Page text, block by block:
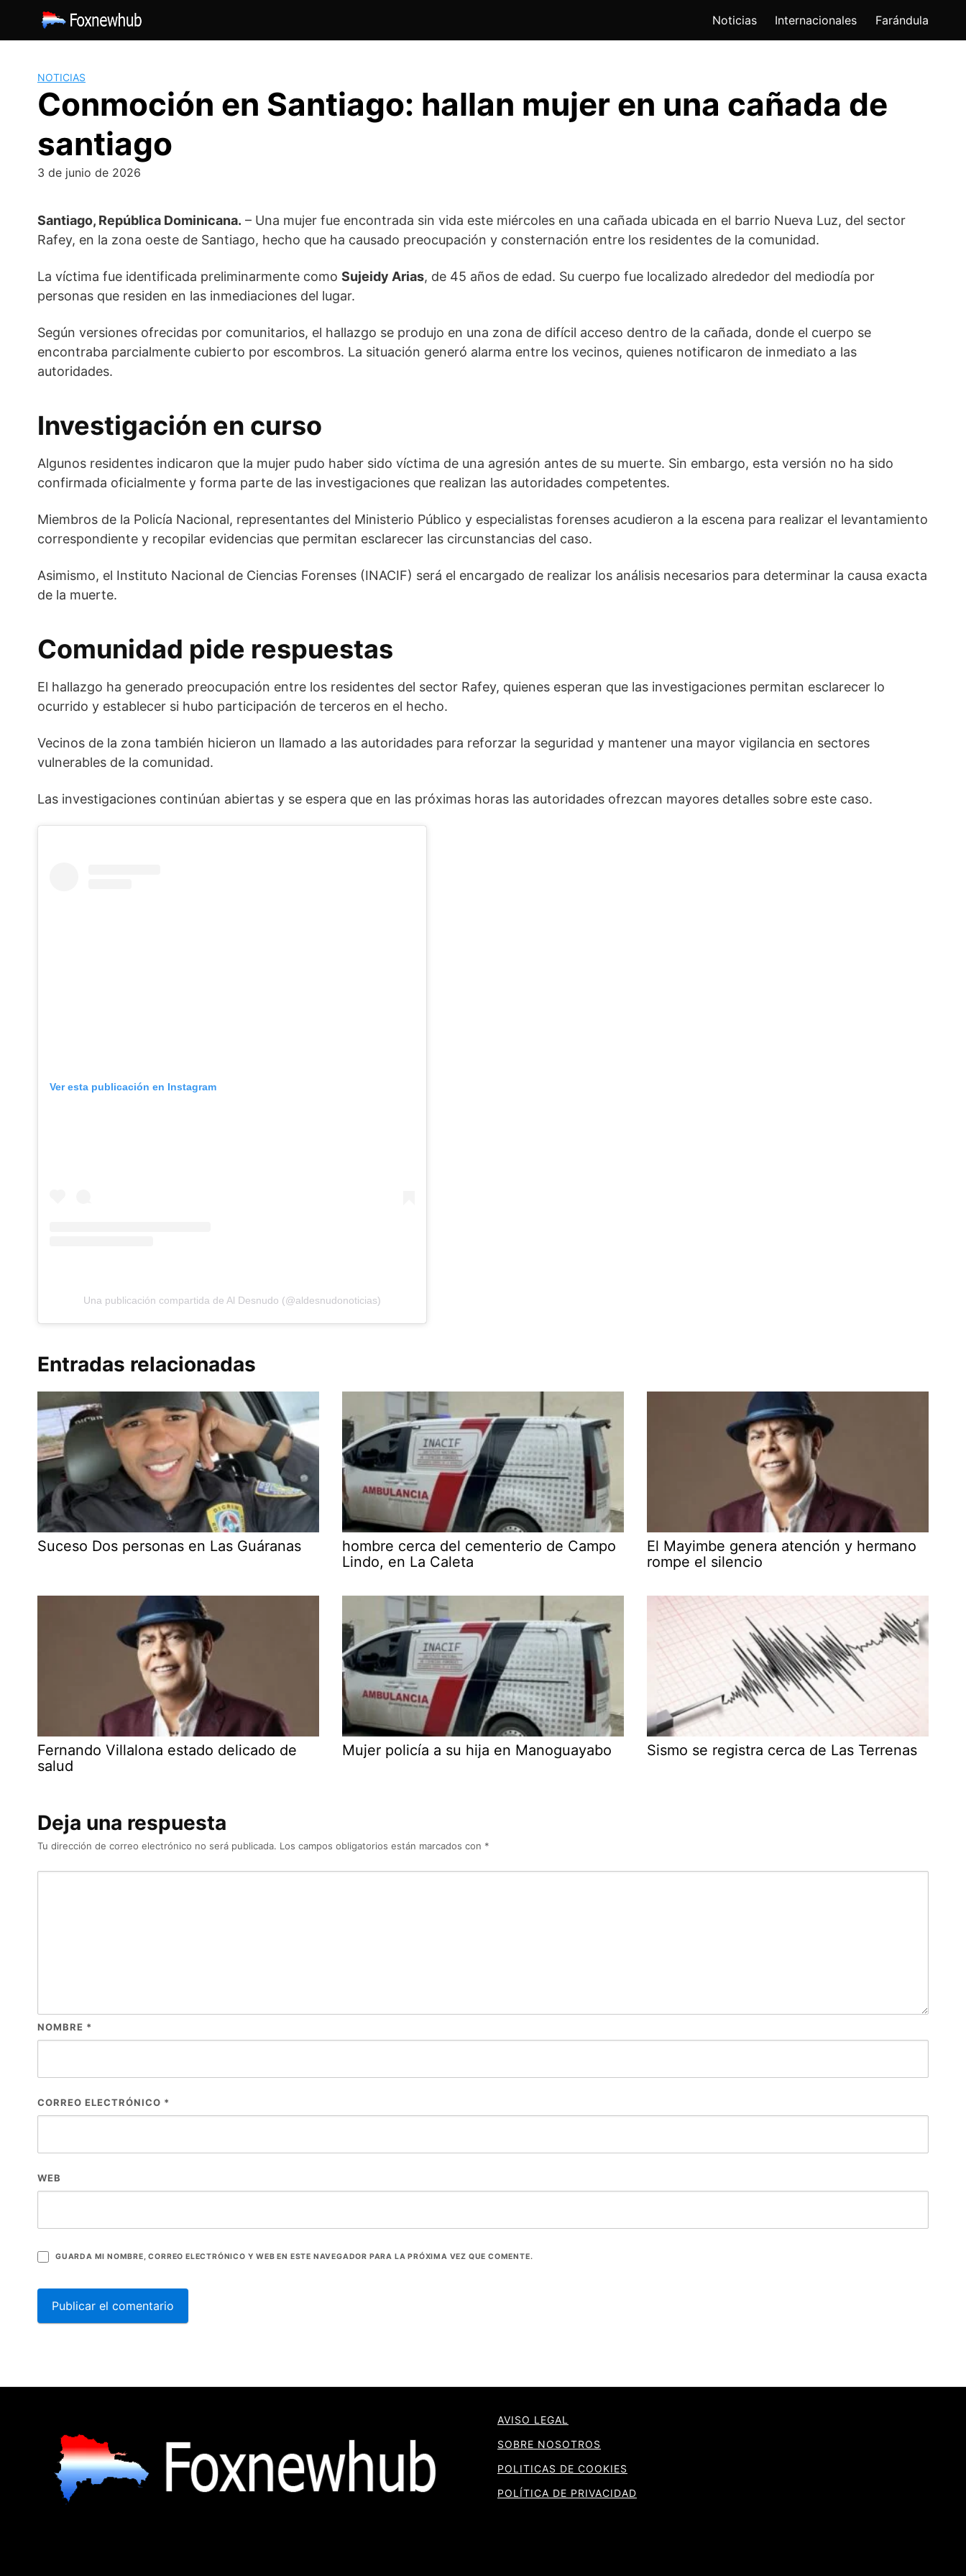
contenido
Noticias Internacionales Farándula
NOTICIAS
Conmoción en Santiago: hallan mujer en una cañada de
santiago
3 de junio de 2026
Santiago, República Dominicana. – Una mujer fue encontrada sin vida este miércoles en una cañada ubicada en el barrio Nueva Luz, del sector
Rafey, en la zona oeste de Santiago, hecho que ha causado preocupación y consternación entre los residentes de la comunidad.
La víctima fue identificada preliminarmente como Sujeidy Arias, de 45 años de edad. Su cuerpo fue localizado alrededor del mediodía por
personas que residen en las inmediaciones del lugar.
Según versiones ofrecidas por comunitarios, el hallazgo se produjo en una zona de difícil acceso dentro de la cañada, donde el cuerpo se
encontraba parcialmente cubierto por escombros. La situación generó alarma entre los vecinos, quienes notificaron de inmediato a las
autoridades.
Investigación en curso
Algunos residentes indicaron que la mujer pudo haber sido víctima de una agresión antes de su muerte. Sin embargo, esta versión no ha sido
confirmada oficialmente y forma parte de las investigaciones que realizan las autoridades competentes.
Miembros de la Policía Nacional, representantes del Ministerio Público y especialistas forenses acudieron a la escena para realizar el levantamiento
correspondiente y recopilar evidencias que permitan esclarecer las circunstancias del caso.
Asimismo, el Instituto Nacional de Ciencias Forenses (INACIF) será el encargado de realizar los análisis necesarios para determinar la causa exacta
de la muerte.
Comunidad pide respuestas
El hallazgo ha generado preocupación entre los residentes del sector Rafey, quienes esperan que las investigaciones permitan esclarecer lo
ocurrido y establecer si hubo participación de terceros en el hecho.
Vecinos de la zona también hicieron un llamado a las autoridades para reforzar la seguridad y mantener una mayor vigilancia en sectores
vulnerables de la comunidad.
Las investigaciones continúan abiertas y se espera que en las próximas horas las autoridades ofrezcan mayores detalles sobre este caso.
Ver esta publicación en Instagram
Una publicación compartida de Al Desnudo (@aldesnudonoticias)
Entradas relacionadas
Suceso Dos personas en Las Guáranas
hombre cerca del cementerio de Campo
Lindo, en La Caleta
El Mayimbe genera atención y hermano
rompe el silencio
Fernando Villalona estado delicado de
salud
Mujer policía a su hija en Manoguayabo Sismo se registra cerca de Las Terrenas
Deja una respuesta
Tu dirección de correo electrónico no será publicada. Los campos obligatorios están marcados con *
NOMBRE *
CORREO ELECTRÓNICO *
WEB
GUARDA MI NOMBRE, CORREO ELECTRÓNICO Y WEB EN ESTE NAVEGADOR PARA LA PRÓXIMA VEZ QUE COMENTE.
AVISO LEGAL
SOBRE NOSOTROS
POLITICAS DE COOKIES
POLÍTICA DE PRIVACIDAD